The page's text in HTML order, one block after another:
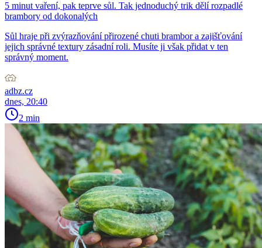
5 minut vaření, pak teprve sůl. Tak jednoduchý trik dělí rozpadlé
brambory od dokonalých
Sůl hraje při zvýrazňování přirozené chuti brambor a zajišťování
jejich správné textury zásadní roli. Musíte ji však přidat v ten
správný moment.
adbz.cz
dnes, 20:40
2 min